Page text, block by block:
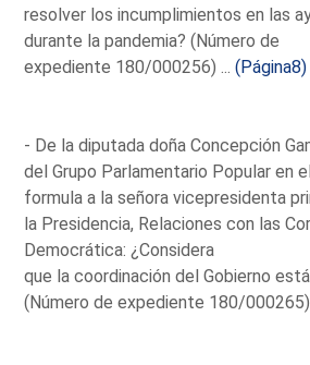
resolver los incumplimientos en las
durante la pandemia? (Número de
expediente 180/000256) ...(Página8)
- De la diputada doña Concepción
del Grupo Parlamentario Popular en
formula a la señora vicepresidenta
la Presidencia, Relaciones con las
Democrática: ¿Considera
que la coordinación del Gobierno
(Número de expediente 180/